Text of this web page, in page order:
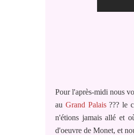
Pour l'après-midi nous
au Grand Palais??? le
n'étions jamais allé et
d'oeuvre de Monet, et